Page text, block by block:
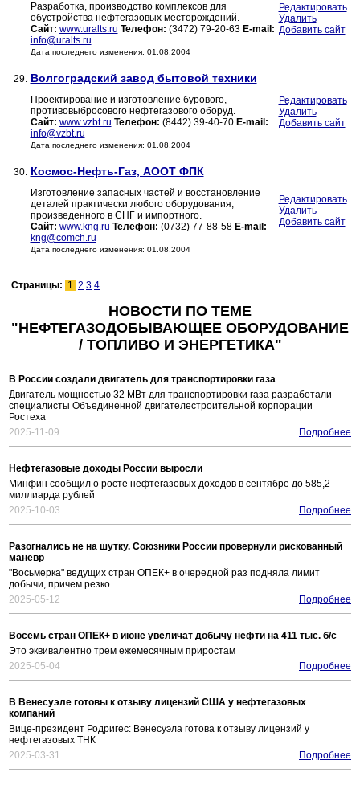
Разработка, производство комплексов для
обустройства нефтегазовых месторождений.
Сайт: www.uralts.ru Телефон: (3472) 79-20-63 E-mail:
info@uralts.ru
Дата последнего изменения: 01.08.2004
Редактировать
Удалить
Добавить сайт
29. Волгоградский завод бытовой техники
Проектирование и изготовление бурового,
противовыбросового нефтегазового оборуд.
Сайт: www.vzbt.ru Телефон: (8442) 39-40-70 E-mail:
info@vzbt.ru
Дата последнего изменения: 01.08.2004
Редактировать
Удалить
Добавить сайт
30. Космос-Нефть-Газ, АООТ ФПК
Изготовление запасных частей и восстановление
деталей практически любого оборудования,
произведенного в СНГ и импортного.
Сайт: www.kng.ru Телефон: (0732) 77-88-58 E-mail:
kng@comch.ru
Дата последнего изменения: 01.08.2004
Редактировать
Удалить
Добавить сайт
Страницы: 1 2 3 4
НОВОСТИ ПО ТЕМЕ
"НЕФТЕГАЗОДОБЫВАЮЩЕЕ ОБОРУДОВАНИЕ
/ ТОПЛИВО И ЭНЕРГЕТИКА"
В России создали двигатель для транспортировки газа
Двигатель мощностью 32 МВт для транспортировки газа разработали
специалисты Объединенной двигателестроительной корпорации
Ростеха
2025-11-09
Подробнее
Нефтегазовые доходы России выросли
Минфин сообщил о росте нефтегазовых доходов в сентябре до 585,2
миллиарда рублей
2025-10-03
Подробнее
Разогнались не на шутку. Союзники России провернули рискованный
маневр
"Восьмерка" ведущих стран ОПЕК+ в очередной раз подняла лимит
добычи, причем резко
2025-05-12
Подробнее
Восемь стран ОПЕК+ в июне увеличат добычу нефти на 411 тыс. б/с
Это эквивалентно трем ежемесячным приростам
2025-05-04
Подробнее
В Венесуэле готовы к отзыву лицензий США у нефтегазовых
компаний
Вице-президент Родригес: Венесуэла готова к отзыву лицензий у
нефтегазовых ТНК
2025-03-31
Подробнее